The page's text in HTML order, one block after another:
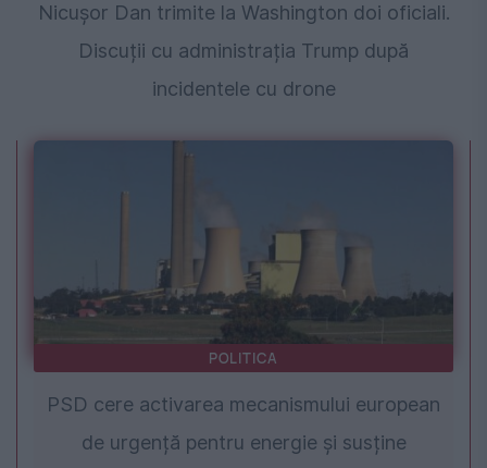
Nicușor Dan trimite la Washington doi oficiali.
Discuții cu administrația Trump după
incidentele cu drone
POLITICA
PSD cere activarea mecanismului european
de urgență pentru energie și susține